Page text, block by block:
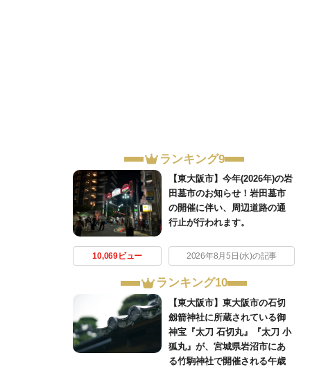
ランキング9
【東大阪市】今年(2026年)の岩
田墓市のお知らせ！岩田墓市
の開催に伴い、周辺道路の通
行止が行われます。
10,069ビュー 2026年8月5日(水)の記事
ランキング10
【東大阪市】東大阪市の石切
劔箭神社に所蔵されている御
神宝『太刀 石切丸』『太刀 小
狐丸』が、宮城県岩沼市にあ
る竹駒神社で開催される午歳